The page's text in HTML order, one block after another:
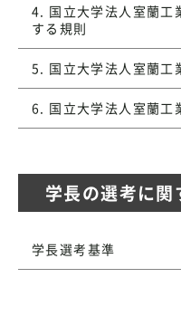
4. 国立大学法人室蘭工
する規則
5. 国立大学法人室蘭工
6. 国立大学法人室蘭工
学長の選考に関
学長選考基準